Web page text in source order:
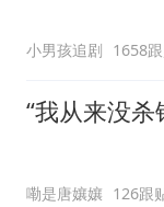
小男孩追剧 1658
“我从来没杀
嘞是唐孃孃 126跟